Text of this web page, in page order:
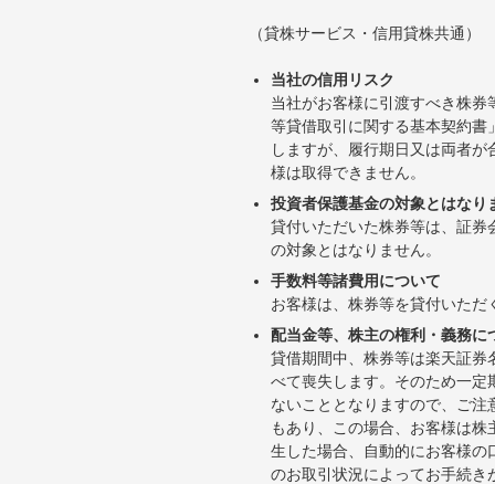
（貸株サービス・信用貸株共通）
当社の信用リスク
当社がお客様に引渡すべき株
等貸借取引に関する基本契約
しますが、履行期日又は両者
様は取得できません。
投資者保護基金の対象とはなり
貸付いただいた株券等は、証
の対象とはなりません。
手数料等諸費用について
お客様は、株券等を貸付いた
配当金等、株主の権利・義務に
貸借期間中、株券等は楽天証
べて喪失します。そのため一
ないこととなりますので、ご
もあり、この場合、お客様は
生した場合、自動的にお客様
のお取引状況によってお手続